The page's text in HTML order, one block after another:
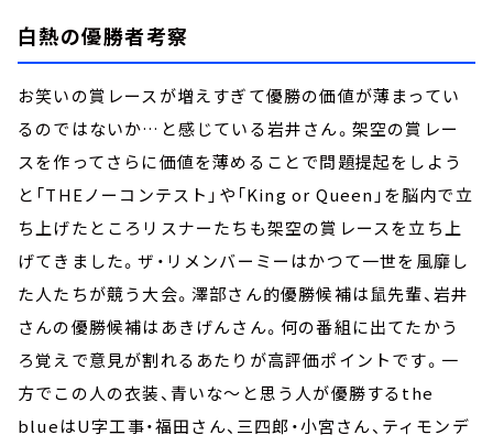
白熱の優勝者考察
お笑いの賞レースが増えすぎて優勝の価値が薄まってい
るのではないか…と感じている岩井さん。架空の賞レー
スを作ってさらに価値を薄めることで問題提起をしよう
と「THEノーコンテスト」や「King or Queen」を脳内で立
ち上げたところリスナーたちも架空の賞レースを立ち上
げてきました。ザ・リメンバーミーはかつて一世を風靡し
た人たちが競う大会。澤部さん的優勝候補は鼠先輩、岩井
さんの優勝候補はあきげんさん。何の番組に出てたかう
ろ覚えで意見が割れるあたりが高評価ポイントです。一
方でこの人の衣装、青いな～と思う人が優勝するthe
blueはU字工事・福田さん、三四郎・小宮さん、ティモンデ